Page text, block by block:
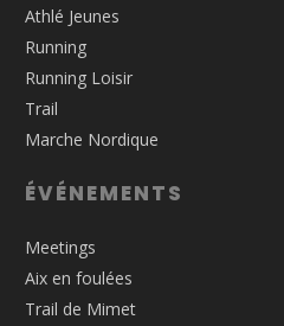
Athlé Jeunes
Running
Running Loisir
Trail
Marche Nordique
ÉVÉNEMENTS
Meetings
Aix en foulées
Trail de Mimet